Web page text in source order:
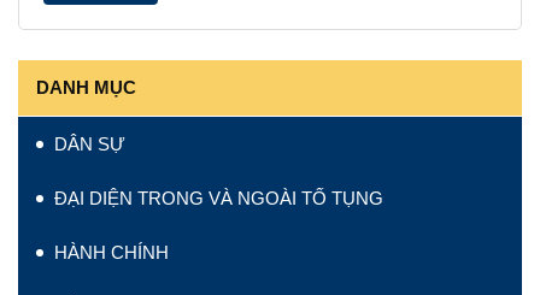
DANH MỤC
DÂN SỰ
ĐẠI DIỆN TRONG VÀ NGOÀI TỐ TỤNG
HÀNH CHÍNH